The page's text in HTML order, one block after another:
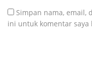
Simpan nama, email,
ini untuk komentar saya